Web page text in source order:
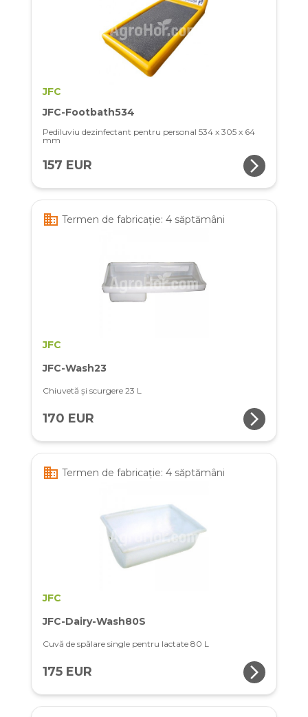
JFC
JFC-Footbath534
Pediluviu dezinfectant pentru personal 534 x 305 x 64
mm
157 EUR arrow_forward_ios
business Termen de fabricație: 4 săptămâni
JFC
JFC-Wash23
Chiuvetă și scurgere 23 L
170 EUR arrow_forward_ios
business Termen de fabricație: 4 săptămâni
JFC
JFC-Dairy-Wash80S
Cuvă de spălare single pentru lactate 80 L
175 EUR arrow_forward_ios